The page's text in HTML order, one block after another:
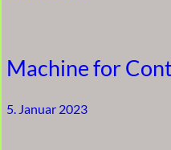
Machine for
5. Januar 2023